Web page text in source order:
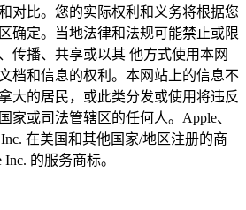
对比。您的实际权利和义务将根据您
确定。当地法律和法规可能禁止或限
传播、共享或以其 他方式使用本网
档和信息的权利。本网站上的信息不
大的居民，或此类分发或使用将违反
家或司法管辖区的任何人。Apple、
Inc. 在美国和其他国家/地区注册的商
的服务商标。